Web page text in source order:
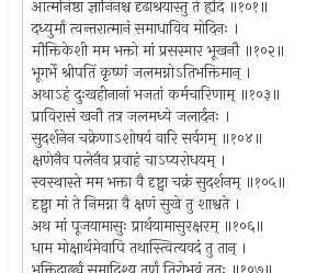
आत्मनिष्ठा ज्ञानिनश्च दृढाश्रयास्तु ते हृदि ॥१०१॥
दध्युर्मां त्वन्तरात्मानं समाधाविव मोदिनः ।
मौक्तिकेशी मम भक्तो मां प्रसस्मार भूखनौ ॥१०२॥
भूगर्भे श्रीपतिं कृष्णं जलमग्नोऽतिभक्तिमान् ।
अथाऽहं दुःखहीनानां भजतां कर्मचारिणाम् ॥१०३॥
प्राविरासं खनौ तत्र जलमध्ये जलार्दनः ।
सुदर्शनेन चक्रेणाऽशोषयं वारि सर्वगम् ॥१०४॥
क्षणेनैव पलेनैव प्रवाहं चाऽप्यरोधयम् ।
स्वस्थास्ते मम भक्ता वै दृष्ट्वा चक्रं सुदर्शनम् ॥१०५॥
दृष्ट्वा मां ते निमग्ना वै क्षणं सुखे तु शाश्वते ।
अथ मां पूजयामासुः प्रार्थयामासुरक्षरम् ॥१०६॥
धाम मोक्षार्थमेवापि तथास्त्वित्यवदं तु तान् ।